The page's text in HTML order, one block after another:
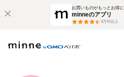
お買いものがもっとお得に
minneのアプリ
3万件以上